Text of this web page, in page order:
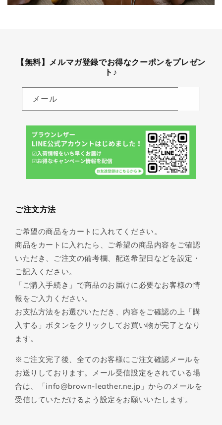
【無料】メルマガ登録でお得なクーポンをプレゼン
ト♪
メール
ご注文方法
ご希望の商品をカートに入れてください。
商品をカートに入れたら、ご希望の商品内容をご確認
いただき、ご注文の備考欄、配送希望日などを設定・
ご記入ください。
「ご購入手続き」で商品のお届けに必要なお客様の情
報をご入力ください。
お支払方法をお選びいただき、内容をご確認の上「購
入する」ボタンをクリックしてお買い物が完了となり
ます。
※ご注文完了後、全てのお客様にご注文確認メールを
お送りしております。メール受信設定をされている場
合は、「info@brown-leather.ne.jp」からのメールを
受信していただけるよう設定をお願いいたします。